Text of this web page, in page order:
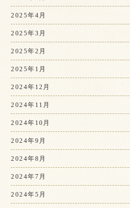
2025年4月
2025年3月
2025年2月
2025年1月
2024年12月
2024年11月
2024年10月
2024年9月
2024年8月
2024年7月
2024年5月